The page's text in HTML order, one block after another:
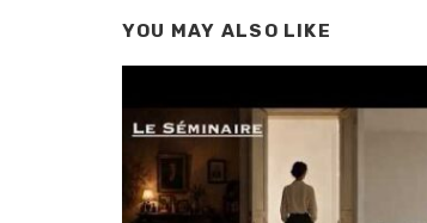
YOU MAY ALSO LIKE